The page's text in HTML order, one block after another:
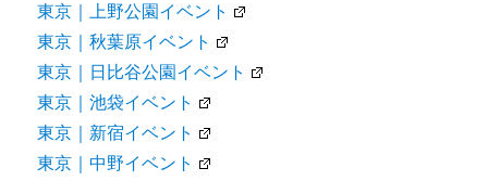
東京｜上野公園イベント
東京｜秋葉原イベント
東京｜日比谷公園イベント
東京｜池袋イベント
東京｜新宿イベント
東京｜中野イベント